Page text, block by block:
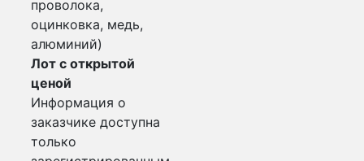
проволока,
оцинковка, медь,
алюминий)
Лот с открытой
ценой
Информация о
заказчике доступна
только